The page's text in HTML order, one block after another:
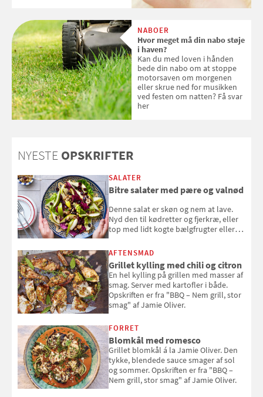
med SPF kan erstatte
solcreme, når man bevæger
sig ud i solen
NABOER
Hvor meget må din nabo støje
i haven?
Kan du med loven i hånden
bede din nabo om at stoppe
motorsaven om morgenen
eller skrue ned for musikken
ved festen om natten? Få svar
her
NYESTE OPSKRIFTER
SALATER
Bitre salater med pære og valnød
Denne salat er skøn og nem at lave.
Nyd den til kødretter og fjerkræ, eller
top med lidt kogte bælgfrugter eller
selvstændigt måltid. Opskriften er fra
Louisa Lorangs kogebog "Salat".
AFTENSMAD
Grillet kylling med chili og citron
En hel kylling på grillen med masser af
smag. Server med kartofler i både.
Opskriften er fra "BBQ – Nem grill, stor
smag" af Jamie Oliver.
FORRET
Blomkål med romesco
Grillet blomkål á la Jamie Oliver. Den
tykke, blendede sauce smager af sol
og sommer. Opskriften er fra "BBQ –
Nem grill, stor smag" af Jamie Oliver.